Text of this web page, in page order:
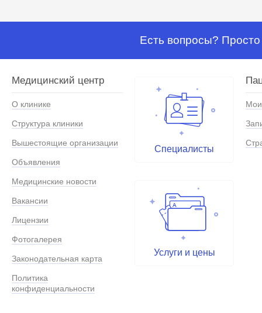
Есть вопросы?
Медицинский центр
О клинике
Структура клиники
Вышестоящие организации
Объявления
Медицинские новости
Вакансии
Лицензии
Фотогалерея
Законодательная карта
Политика
конфиденциальности
Специалисты
Услуги и цены